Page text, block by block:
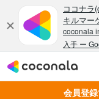
会員登